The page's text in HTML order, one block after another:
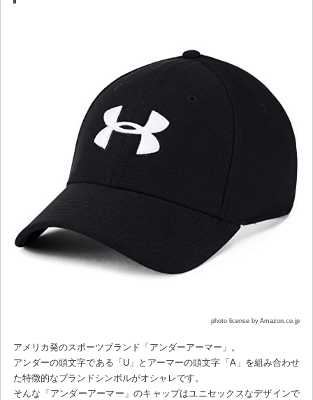
photo license by Amazon.co.jp
アメリカ発のスポーツブランド「アンダーアーマー」。
アンダーの頭文字である「U」とアーマーの頭文字「A」を組み合わせ
た特徴的なブランドシンボルがオシャレです。
そんな「アンダーアーマー」のキャップはユニセックスなデザインで